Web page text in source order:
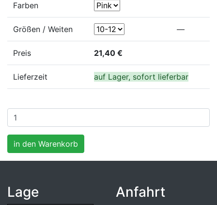
Farben
Größen / Weiten —
Preis 21,40 €
Lieferzeit auf Lager, sofort lieferbar
Lage Anfahrt